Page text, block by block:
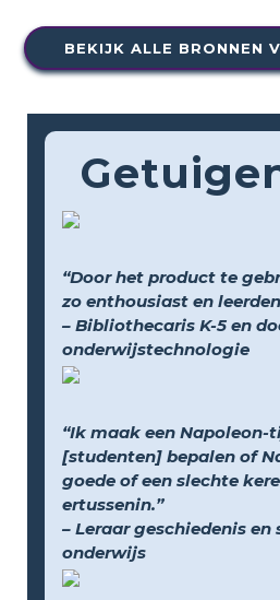
BEKIJK ALLE BRONNEN
“Door het product te
zo enthousiast en
– Bibliothecaris K-5 en
onderwijstechnologie
“Ik maak een
[studenten] bepalen of
goede of een slechte
ertussenin.”
– Leraar geschiedenis en
onderwijs